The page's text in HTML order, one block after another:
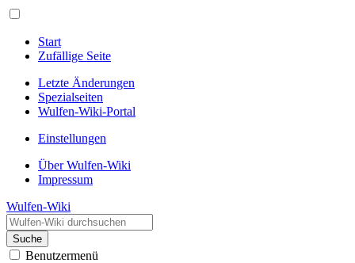
Start
Zufällige Seite
Letzte Änderungen
Spezialseiten
Wulfen-Wiki-Portal
Einstellungen
Über Wulfen-Wiki
Impressum
Wulfen-Wiki
Suche
Benutzermenü